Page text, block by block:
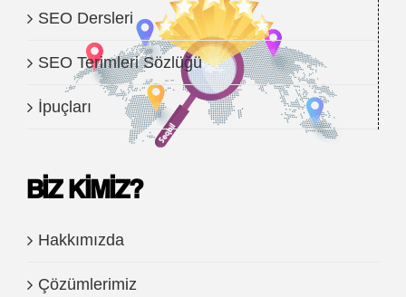
SEO Dersleri
SEO Terimleri Sözlüğü
İpuçları
BIZ KIMIZ?
Hakkımızda
Çözümlerimiz